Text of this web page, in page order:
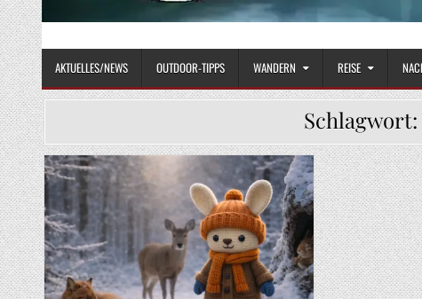
STAY WILD – OUTDOOR
AKTUELLES/NEWS OUTDOOR-TIPPS WANDERN REISE
Schlagwort:
Posted in